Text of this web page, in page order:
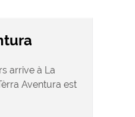
arrive à La
Aventura est